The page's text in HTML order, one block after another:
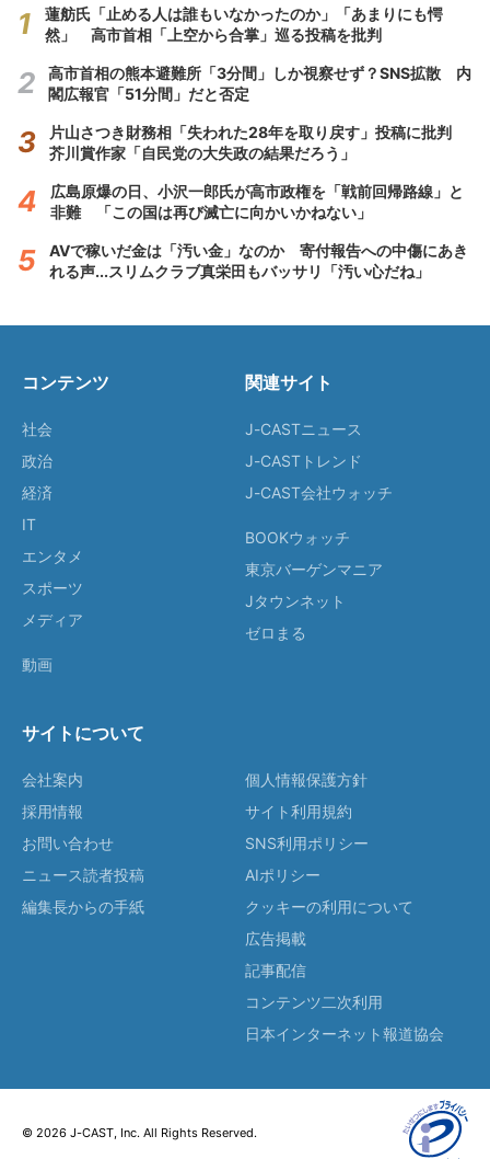
蓮舫氏「止める人は誰もいなかったのか」「あまりにも愕
然」 高市首相「上空から合掌」巡る投稿を批判
高市首相の熊本避難所「3分間」しか視察せず？SNS拡散 内
閣広報官「51分間」だと否定
片山さつき財務相「失われた28年を取り戻す」投稿に批判
芥川賞作家「自民党の大失政の結果だろう」
広島原爆の日、小沢一郎氏が高市政権を「戦前回帰路線」と
非難 「この国は再び滅亡に向かいかねない」
AVで稼いだ金は「汚い金」なのか 寄付報告への中傷にあき
れる声...スリムクラブ真栄田もバッサリ「汚い心だね」
コンテンツ
社会
政治
経済
IT
エンタメ
スポーツ
メディア
動画
関連サイト
J-CASTニュース
J-CASTトレンド
J-CAST会社ウォッチ
BOOKウォッチ
東京バーゲンマニア
Jタウンネット
ゼロまる
サイトについて
会社案内
採用情報
お問い合わせ
ニュース読者投稿
編集長からの手紙
個人情報保護方針
サイト利用規約
SNS利用ポリシー
AIポリシー
クッキーの利用について
広告掲載
記事配信
コンテンツ二次利用
日本インターネット報道協会
© 2026 J-CAST, Inc. All Rights Reserved.